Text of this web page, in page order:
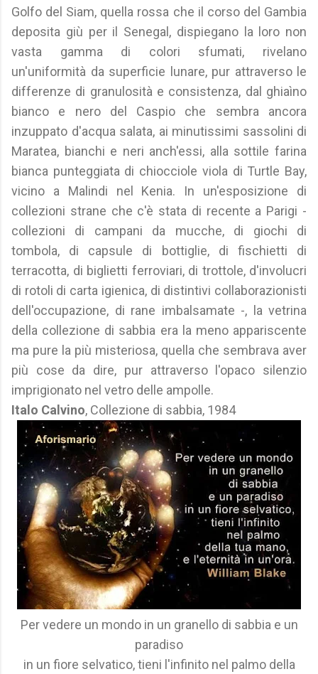
Golfo del Siam, quella rossa che il corso del Gambia
deposita giù per il Senegal, dispiegano la loro non
vasta gamma di colori sfumati, rivelano
un'uniformità da superficie lunare, pur attraverso le
differenze di granulosità e consistenza, dal ghiaìno
bianco e nero del Caspio che sembra ancora
inzuppato d'acqua salata, ai minutissimi sassolini di
Maratea, bianchi e neri anch'essi, alla sottile farina
bianca punteggiata di chiocciole viola di Turtle Bay,
vicino a Malindi nel Kenia. In un'esposizione di
collezioni strane che c'è stata di recente a Parigi -
collezioni di campani da mucche, di giochi di
tombola, di capsule di bottiglie, di fischietti di
terracotta, di biglietti ferroviari, di trottole, d'involucri
di rotoli di carta igienica, di distintivi collaborazionisti
dell'occupazione, di rane imbalsamate -, la vetrina
della collezione di sabbia era la meno appariscente
ma pure la più misteriosa, quella che sembrava aver
più cose da dire, pur attraverso l'opaco silenzio
imprigionato nel vetro delle ampolle.
Italo Calvino, Collezione di sabbia, 1984
Per vedere un mondo in un granello di sabbia e un
paradiso
in un fiore selvatico, tieni l'infinito nel palmo della